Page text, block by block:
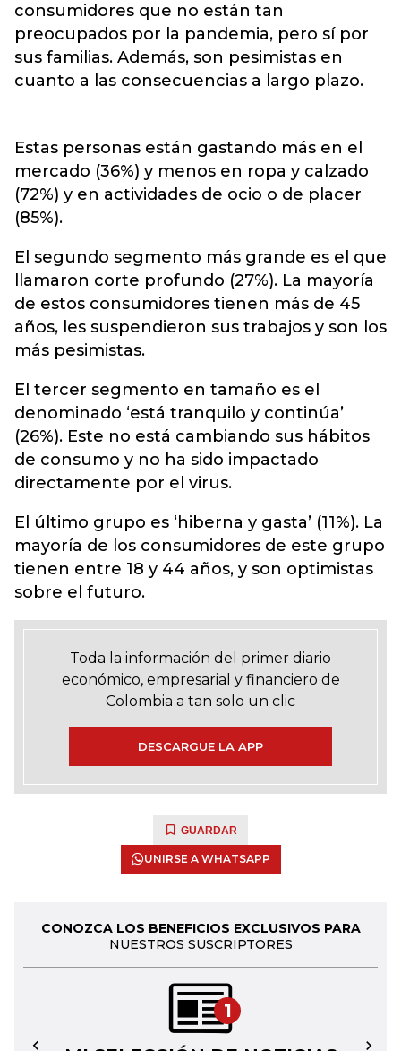
consumidores que no están tan
preocupados por la pandemia, pero sí por
sus familias. Además, son pesimistas en
cuanto a las consecuencias a largo plazo.
Estas personas están gastando más en el
mercado (36%) y menos en ropa y calzado
(72%) y en actividades de ocio o de placer
(85%).
El segundo segmento más grande es el que
llamaron corte profundo (27%). La mayoría
de estos consumidores tienen más de 45
años, les suspendieron sus trabajos y son los
más pesimistas.
El tercer segmento en tamaño es el
denominado ‘está tranquilo y continúa’
(26%). Este no está cambiando sus hábitos
de consumo y no ha sido impactado
directamente por el virus.
El último grupo es ‘hiberna y gasta’ (11%). La
mayoría de los consumidores de este grupo
tienen entre 18 y 44 años, y son optimistas
sobre el futuro.
Toda la información del primer diario
económico, empresarial y financiero de
Colombia a tan solo un clic
DESCARGUE LA APP
GUARDAR
UNIRSE A WHATSAPP
CONOZCA LOS BENEFICIOS EXCLUSIVOS PARA
NUESTROS SUSCRIPTORES
1